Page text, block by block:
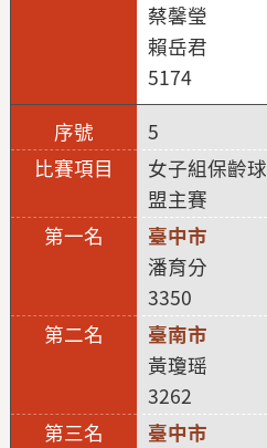
蔡馨瑩
賴岳君
5174
5
女子組保齡球
盟主賽
臺中市
潘育分
3350
臺南市
黃瓊瑶
3262
臺中市